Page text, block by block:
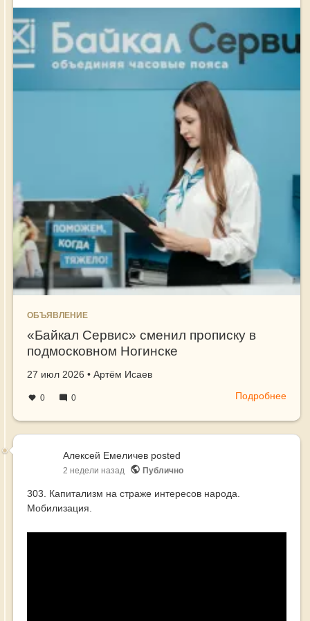
ОБЪЯВЛЕНИЕ
«Байкал Сервис» сменил прописку в
подмосковном Ногинске
Создано
27 июл 2026 •
автор Артём Исаев
0 0 Подробнее
Алексей Емеличев posted
2 недели назад Публично
303. Капитализм на страже интересов народа.
Мобилизация.